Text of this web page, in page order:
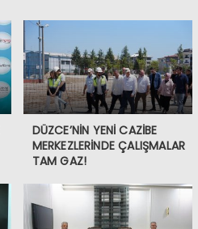
DÜZCE’NİN YENİ CAZİBE
MERKEZLERİNDE ÇALIŞMALAR
TAM GAZ!